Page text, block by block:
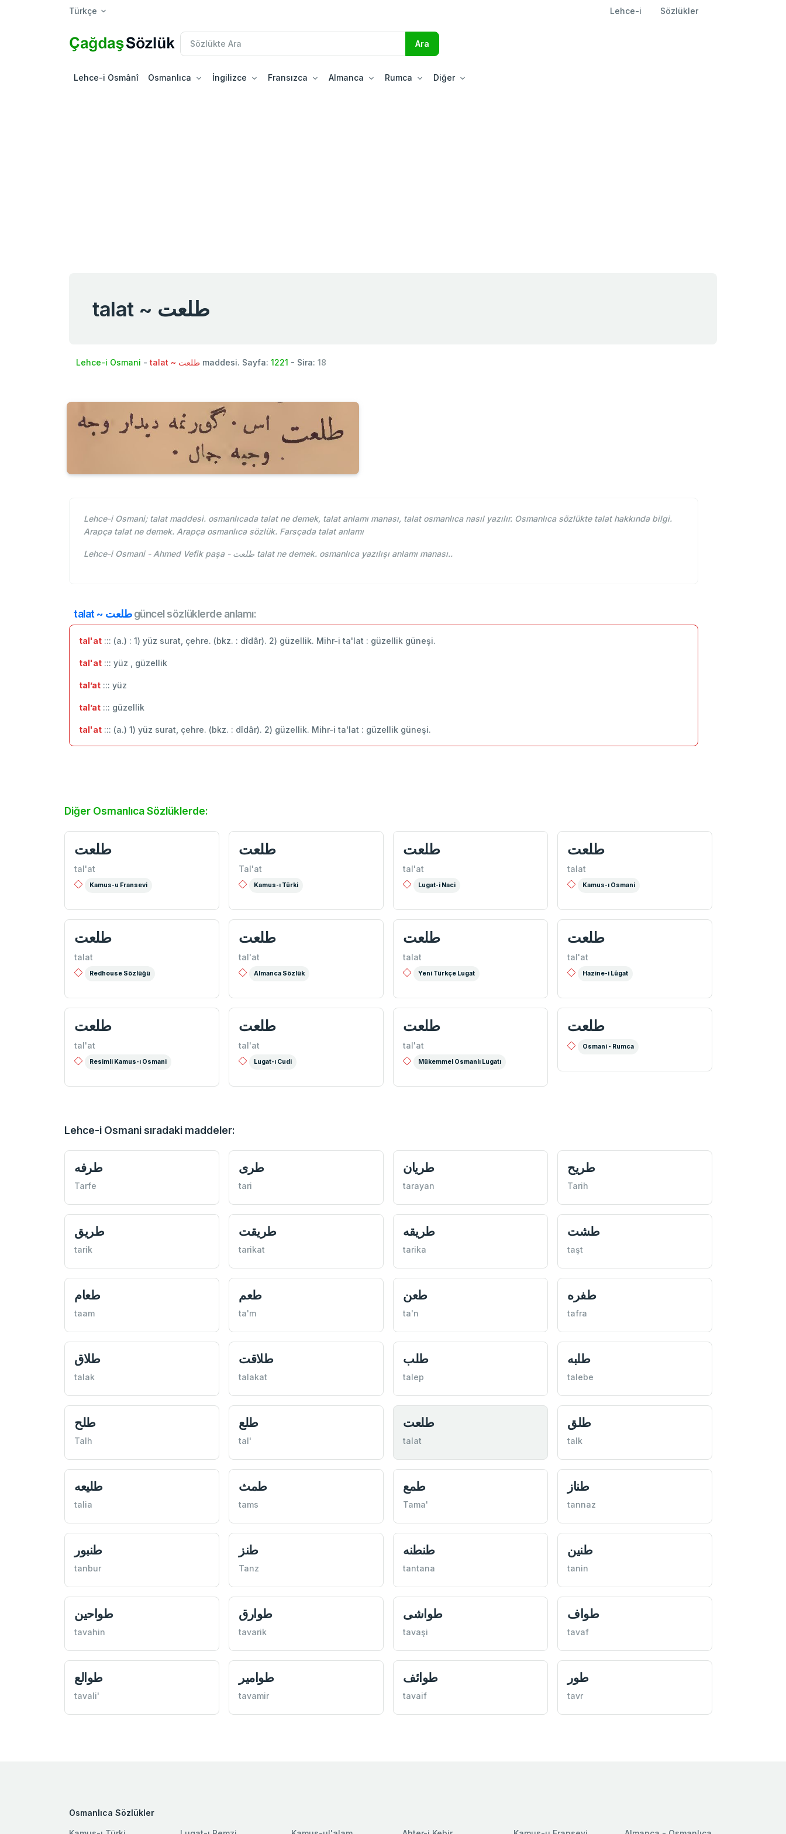
Türkçe Lehce-i Sözlükler
Lehce-i Osmânî Osmanlıca İngilizce Fransızca Almanca Rumca Diğer
talat ~ طلعت
Lehce-i Osmani - talat ~ طلعت maddesi. Sayfa: 1221 - Sira: 18
Lehce-i Osmani; talat maddesi. osmanlıcada talat ne demek, talat anlamı manası, talat osmanlıca nasıl yazılır. Osmanlıca sözlükte talat hakkında bilgi.
Arapça talat ne demek. Arapça osmanlıca sözlük. Farsçada talat anlamı
Lehce-i Osmani - Ahmed Vefik paşa - طلعت talat ne demek. osmanlıca yazılışı anlamı manası..
talat ~ طلعتgüncel sözlüklerde anlamı:
tal'at ::: (a.) : 1) yüz surat, çehre. (bkz. : dîdâr). 2) güzellik. Mihr-i ta'lat : güzellik güneşi.
tal'at ::: yüz , güzellik
tal’at ::: ‬yüz
tal’at ::: güzellik
tal'at ::: (a.) 1) yüz surat, çehre. (bkz. : dîdâr). 2) güzellik. Mihr-i ta'lat : güzellik güneşi.
Diğer Osmanlıca Sözlüklerde:
طلعت
tal'at
Kamus-u Fransevi
طلعت
Tal'at
Kamus-ı Türki
طلعت
tal'at
Lugat-i Naci
طلعت
talat
Kamus-ı Osmani
طلعت
talat
Redhouse Sözlüğü
طلعت
tal'at
Almanca Sözlük
طلعت
talat
Yeni Türkçe Lugat
طلعت
tal'at
Hazine-i Lûgat
طلعت
tal'at
Resimli Kamus-ı Osmani
طلعت
tal'at
Lugat-ı Cudi
طلعت
tal'at
Mükemmel Osmanlı Lugatı
طلعت
Osmani - Rumca
Lehce-i Osmani sıradaki maddeler:
طرفه
Tarfe
طری
tari
طريان
tarayan
طريح
Tarih
طريق
tarik
طريقت
tarikat
طريقه
tarika
طشت
taşt
طعام
taam
طعم
ta'm
طعن
ta'n
طفره
tafra
طلاق
talak
طلاقت
talakat
طلب
talep
طلبه
talebe
طلح
Talh
طلع
tal'
طلعت
talat
طلق
talk
طليعه
talia
طمث
tams
طمع
Tama'
طناز
tannaz
طنبور
tanbur
طنز
Tanz
طنطنه
tantana
طنين
tanin
طواحين
tavahin
طوارق
tavarik
طواشی
tavaşi
طواف
tavaf
طوالع
tavali'
طوامير
tavamir
طوائف
tavaif
طور
tavr
Osmanlıca Sözlükler